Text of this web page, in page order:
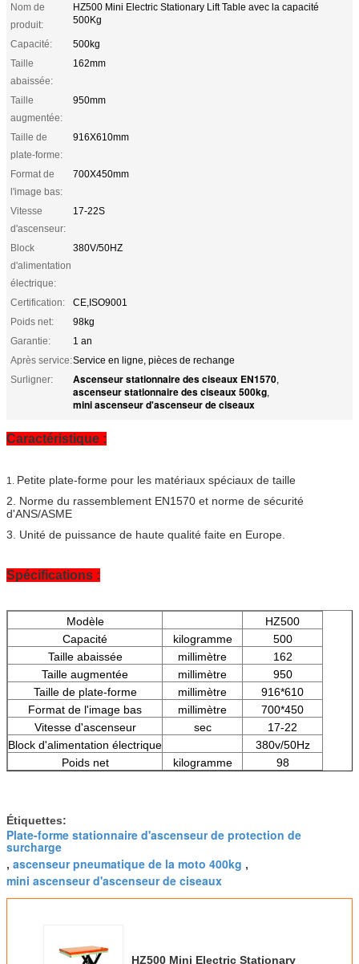
Nom de
produit:
HZ500 Mini Electric Stationary Lift Table avec la capacité
500Kg
Capacité:
500kg
Taille
abaissée:
162mm
Taille
augmentée:
950mm
Taille de
plate-forme:
916X610mm
Format de
l'image bas:
700X450mm
Vitesse
d'ascenseur:
17-22S
Block
d'alimentation
électrique:
380V/50HZ
Certification:
CE,ISO9001
Poids net:
98kg
Garantie:
1 an
Après service:Service en ligne, pièces de rechange
Surligner:
Ascenseur stationnaire des ciseaux EN1570,
ascenseur stationnaire des ciseaux 500kg,
mini ascenseur d'ascenseur de ciseaux
Caractéristique :
1. Petite plate-forme pour les matériaux spéciaux de taille
2. Norme du rassemblement EN1570 et norme de sécurité
d'ANS/ASME
3. Unité de puissance de haute qualité faite en Europe.
Spécifications :
Modèle
HZ500
Capacité
kilogramme
500
Taille abaissée
millimètre
162
Taille augmentée
millimètre
950
Taille de plate-forme
millimètre
916*610
Format de l'image bas
millimètre
700*450
Vitesse d'ascenseur
sec
17-22
Block d'alimentation électrique
380v/50Hz
Poids net
kilogramme 98
Étiquettes:
Plate-forme stationnaire d'ascenseur de protection de
surcharge
, ascenseur pneumatique de la moto 400kg ,
mini ascenseur d'ascenseur de ciseaux
HZ500 Mini Electric Stationary